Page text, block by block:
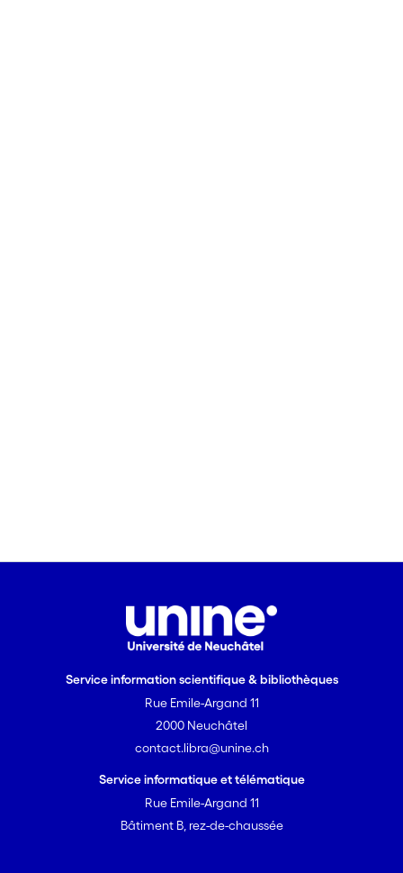
Service information scientifique & bibliothèques
Rue Emile-Argand 11
2000 Neuchâtel
contact.libra@unine.ch
Service informatique et télématique
Rue Emile-Argand 11
Bâtiment B, rez-de-chaussée